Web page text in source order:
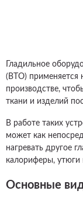
Гладильное
(ВТО) применяется
производстве,
ткани и изделий
В работе таких
может как
нагревать другое
калориферы, утюги
Основные